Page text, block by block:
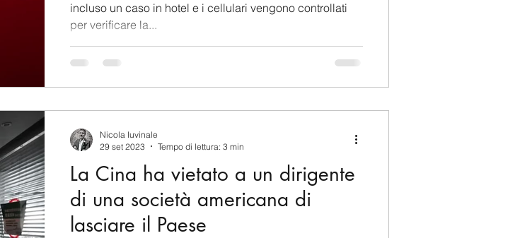
incluso un caso in hotel e i cellulari vengono controllati
per verificare la...
La Cina ha vietato a un dirigente
di una società americana di
lasciare il Paese
Nicola Iuvinale
29 set 2023
Tempo di lettura: 3 min